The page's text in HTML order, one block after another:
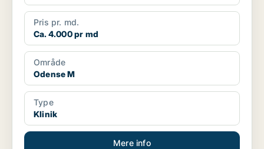
Pris pr. md.
Ca. 4.000 pr md
Område
Odense M
Type
Klinik
Mere info